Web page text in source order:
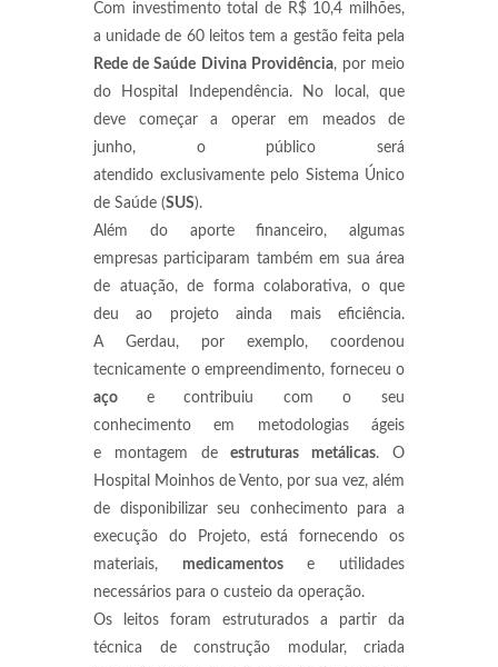
Com investimento total de R$ 10,4 milhões,
a unidade de 60 leitos tem a gestão feita pela
Rede de Saúde Divina Providência, por meio
do Hospital Independência. No local, que
deve começar a operar em meados de
junho, o público será
atendido exclusivamente pelo Sistema Único
de Saúde (SUS).
Além do aporte financeiro, algumas
empresas participaram também em sua área
de atuação, de forma colaborativa, o que
deu ao projeto ainda mais eficiência.
A Gerdau, por exemplo, coordenou
tecnicamente o empreendimento, forneceu o
aço e contribuiu com o seu
conhecimento em metodologias ágeis
e montagem deestruturas metálicas. O
Hospital Moinhos de Vento, por sua vez, além
de disponibilizar seu conhecimento para a
execução do Projeto, está fornecendo os
materiais, medicamentose utilidades
necessários para o custeio da operação.
Os leitos foram estruturados a partir da
técnica de construção modular, criada